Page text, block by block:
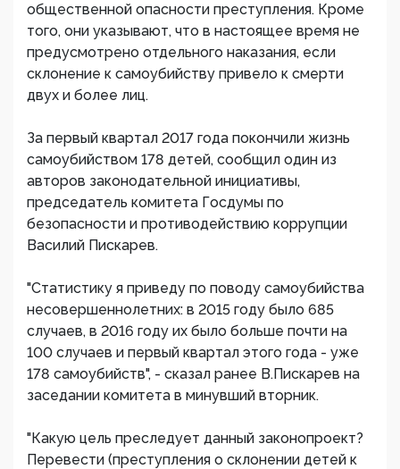
общественной опасности преступления. Кроме
того, они указывают, что в настоящее время не
предусмотрено отдельного наказания, если
склонение к самоубийству привело к смерти
двух и более лиц.
За первый квартал 2017 года покончили жизнь
самоубийством 178 детей, сообщил один из
авторов законодательной инициативы,
председатель комитета Госдумы по
безопасности и противодействию коррупции
Василий Пискарев.
"Статистику я приведу по поводу самоубийства
несовершеннолетних: в 2015 году было 685
случаев, в 2016 году их было больше почти на
100 случаев и первый квартал этого года - уже
178 самоубийств", - сказал ранее В.Пискарев на
заседании комитета в минувший вторник.
"Какую цель преследует данный законопроект?
Перевести (преступления о склонении детей к